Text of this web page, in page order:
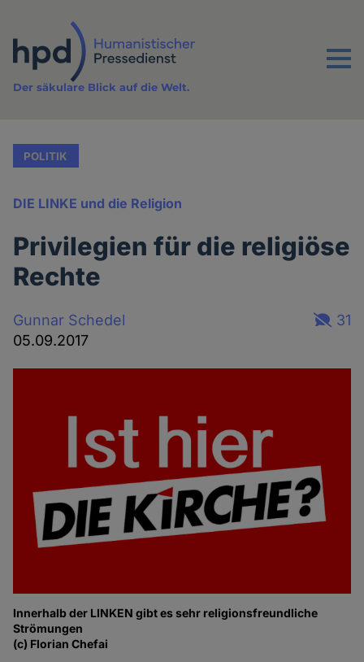
Inhalt
Menu
Der säkulare Blick auf die Welt.
POLITIK
DIE LINKE und die Religion
Privilegien für die religiöse
Rechte
Gunnar Schedel
05.09.2017
31
Innerhalb der LINKEN gibt es sehr religionsfreundliche
Strömungen
(c) Florian Chefai